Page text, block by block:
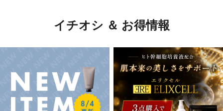
イチオシ ＆ お得情報